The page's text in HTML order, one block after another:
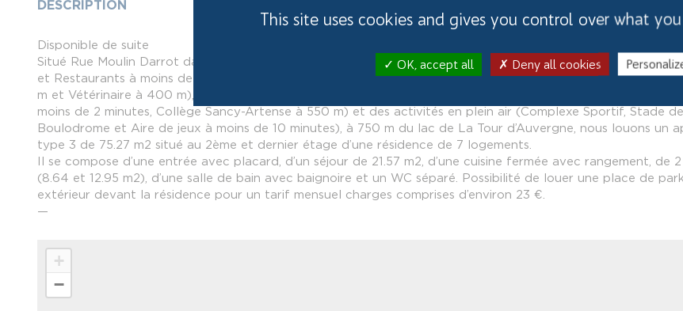
DESCRIPTION
Disponible de suite
Situé Rue Moulin Darrot dans le village historique de La Tour d’Auvergne, à proximité de nombreux
et Restaurants à moins de 2 minutes – Boulangerie, épicerie Vival et Tabac/Presse à moins de 3 minutes 
m et Vétérinaire à 400 m), des services publics et de santé (Mairie, la Poste, école Primaire, Pharmacie, et
moins de 2 minutes, Collège Sancy-Artense à 550 m) et des activités en plein air (Complexe Sportif, Stade
Boulodrome et Aire de jeux à moins de 10 minutes), à 750 m du lac de La Tour d’Auvergne, nous louons un
type 3 de 75.27 m2 situé au 2ème et dernier étage d’une résidence de 7 logements.
Il se compose d’une entrée avec placard, d’un séjour de 21.57 m2, d’une cuisine fermée avec rangement, de
(8.64 et 12.95 m2), d’une salle de bain avec baignoire et un WC séparé. Possibilité de louer une place de
extérieur devant la résidence pour un tarif mensuel charges comprises d’environ 23 €.
—
+
−
This site uses cookies and gives you control over what
OK, accept all Deny all cookies